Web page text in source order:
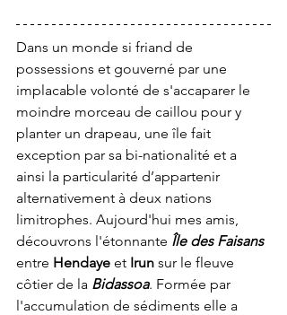
Dans un monde si friand de
possessions et gouverné par une
implacable volonté de s'accaparer le
moindre morceau de caillou pour y
planter un drapeau, une île fait
exception par sa bi-nationalité et a
ainsi la particularité d’appartenir
alternativement à deux nations
limitrophes. Aujourd'hui mes amis,
découvrons l'étonnante Île des Faisans
entre Hendaye et Irun sur le fleuve
côtier de la Bidassoa. Formée par
l'accumulation de sédiments elle a